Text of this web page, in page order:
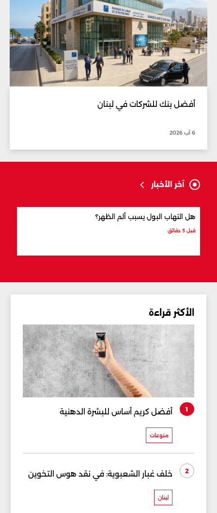
أفضل بنك للشركات في لبنان
6 آب 2026
آخر الأخبار
هل التهاب البول يسبب ألم الظهر؟
قبل 3 دقائق
الأكثر قراءة
1 أفضل كريم أساس للبشرة الدهنية
منوعات
2 خلف غبار الشعبوية: في نقد هوس التخوين
لبنان